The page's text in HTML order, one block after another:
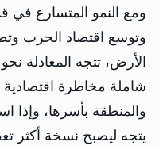
ومع النمو المتسارع في
وتوسع اقتصاد الحرب
الأرض، تتجه المعادلة
شاملة مخاطرة
والمنطقة بأسرها، وإذا
يتجه ليصبح نسخة أكثر